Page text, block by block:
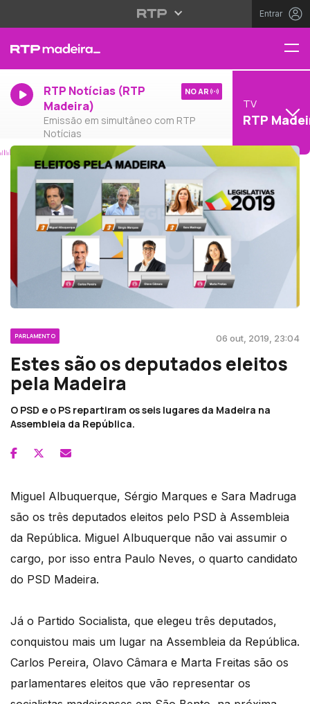
Entrar
RTP Notícias (RTP
Madeira)
Emissão em simultâneo com RTP
Notícias
NO AR
TV
RTP
PARLAMENTO 06 out, 2019, 23:04
Estes são os deputados eleitos
pela Madeira
O PSD e o PS repartiram os seis lugares da Madeira na
Assembleia da República.
Miguel Albuquerque, Sérgio Marques e Sara Madruga
são os três deputados eleitos pelo PSD à Assembleia
da República. Miguel Albuquerque não vai assumir o
cargo, por isso entra Paulo Neves, o quarto candidato
do PSD Madeira.
Já o Partido Socialista, que elegeu três deputados,
conquistou mais um lugar na Assembleia da República.
Carlos Pereira, Olavo Câmara e Marta Freitas são os
parlamentares eleitos que vão representar os